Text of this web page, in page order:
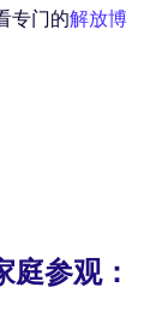
专门的解放博
参观：